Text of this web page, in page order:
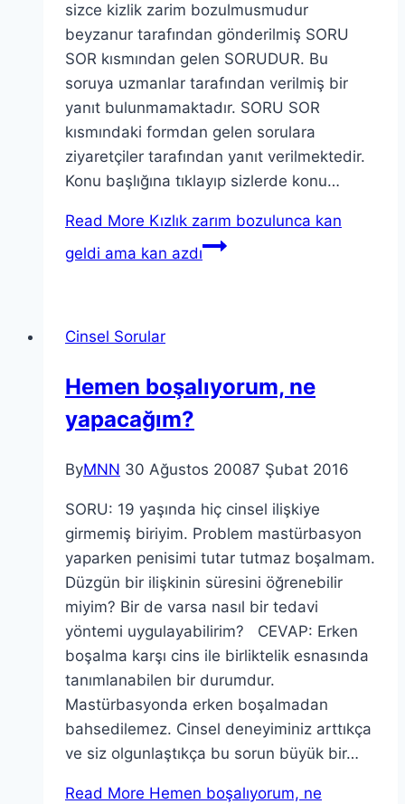
sizce kizlik zarim bozulmusmudur
beyzanur tarafından gönderilmiş SORU
SOR kısmından gelen SORUDUR. Bu
soruya uzmanlar tarafından verilmiş bir
yanıt bulunmamaktadır. SORU SOR
kısmındaki formdan gelen sorulara
ziyaretçiler tarafından yanıt verilmektedir.
Konu başlığına tıklayıp sizlerde konu…
Read More Kızlık zarım bozulunca kan
geldi ama kan azdı
Cinsel Sorular
Hemen boşalıyorum, ne
yapacağım?
ByMNN 30 Ağustos 20087 Şubat 2016
SORU: 19 yaşında hiç cinsel ilişkiye
girmemiş biriyim. Problem mastürbasyon
yaparken penisimi tutar tutmaz boşalmam.
Düzgün bir ilişkinin süresini öğrenebilir
miyim? Bir de varsa nasıl bir tedavi
yöntemi uygulayabilirim? CEVAP: Erken
boşalma karşı cins ile birliktelik esnasında
tanımlanabilen bir durumdur.
Mastürbasyonda erken boşalmadan
bahsedilemez. Cinsel deneyiminiz arttıkça
ve siz olgunlaştıkça bu sorun büyük bir…
Read More Hemen boşalıyorum, ne